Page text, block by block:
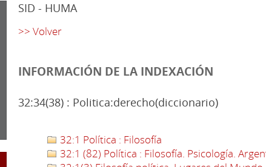
SID - HUMA
>> Volver
INFORMACIÓN DE LA INDEXACIÓN
32:34(38) : Politica:derecho(diccionario)
32:1 Política : Filosofía
32:1 (82) Política : Filosofía. Psicología.